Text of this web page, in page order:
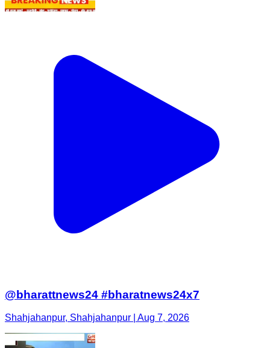
@bharattnews24 #bharatnews24x7
Shahjahanpur, Shahjahanpur | Aug 7, 2026